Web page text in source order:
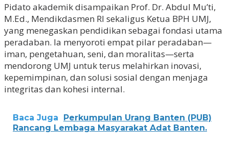
Pidato akademik disampaikan Prof. Dr. Abdul Mu’ti,
M.Ed., Mendikdasmen RI sekaligus Ketua BPH UMJ,
yang menegaskan pendidikan sebagai fondasi utama
peradaban. Ia menyoroti empat pilar peradaban—
iman, pengetahuan, seni, dan moralitas—serta
mendorong UMJ untuk terus melahirkan inovasi,
kepemimpinan, dan solusi sosial dengan menjaga
integritas dan kohesi internal.
Baca Juga
Perkumpulan Urang Banten (PUB)
Rancang Lembaga Masyarakat Adat Banten.